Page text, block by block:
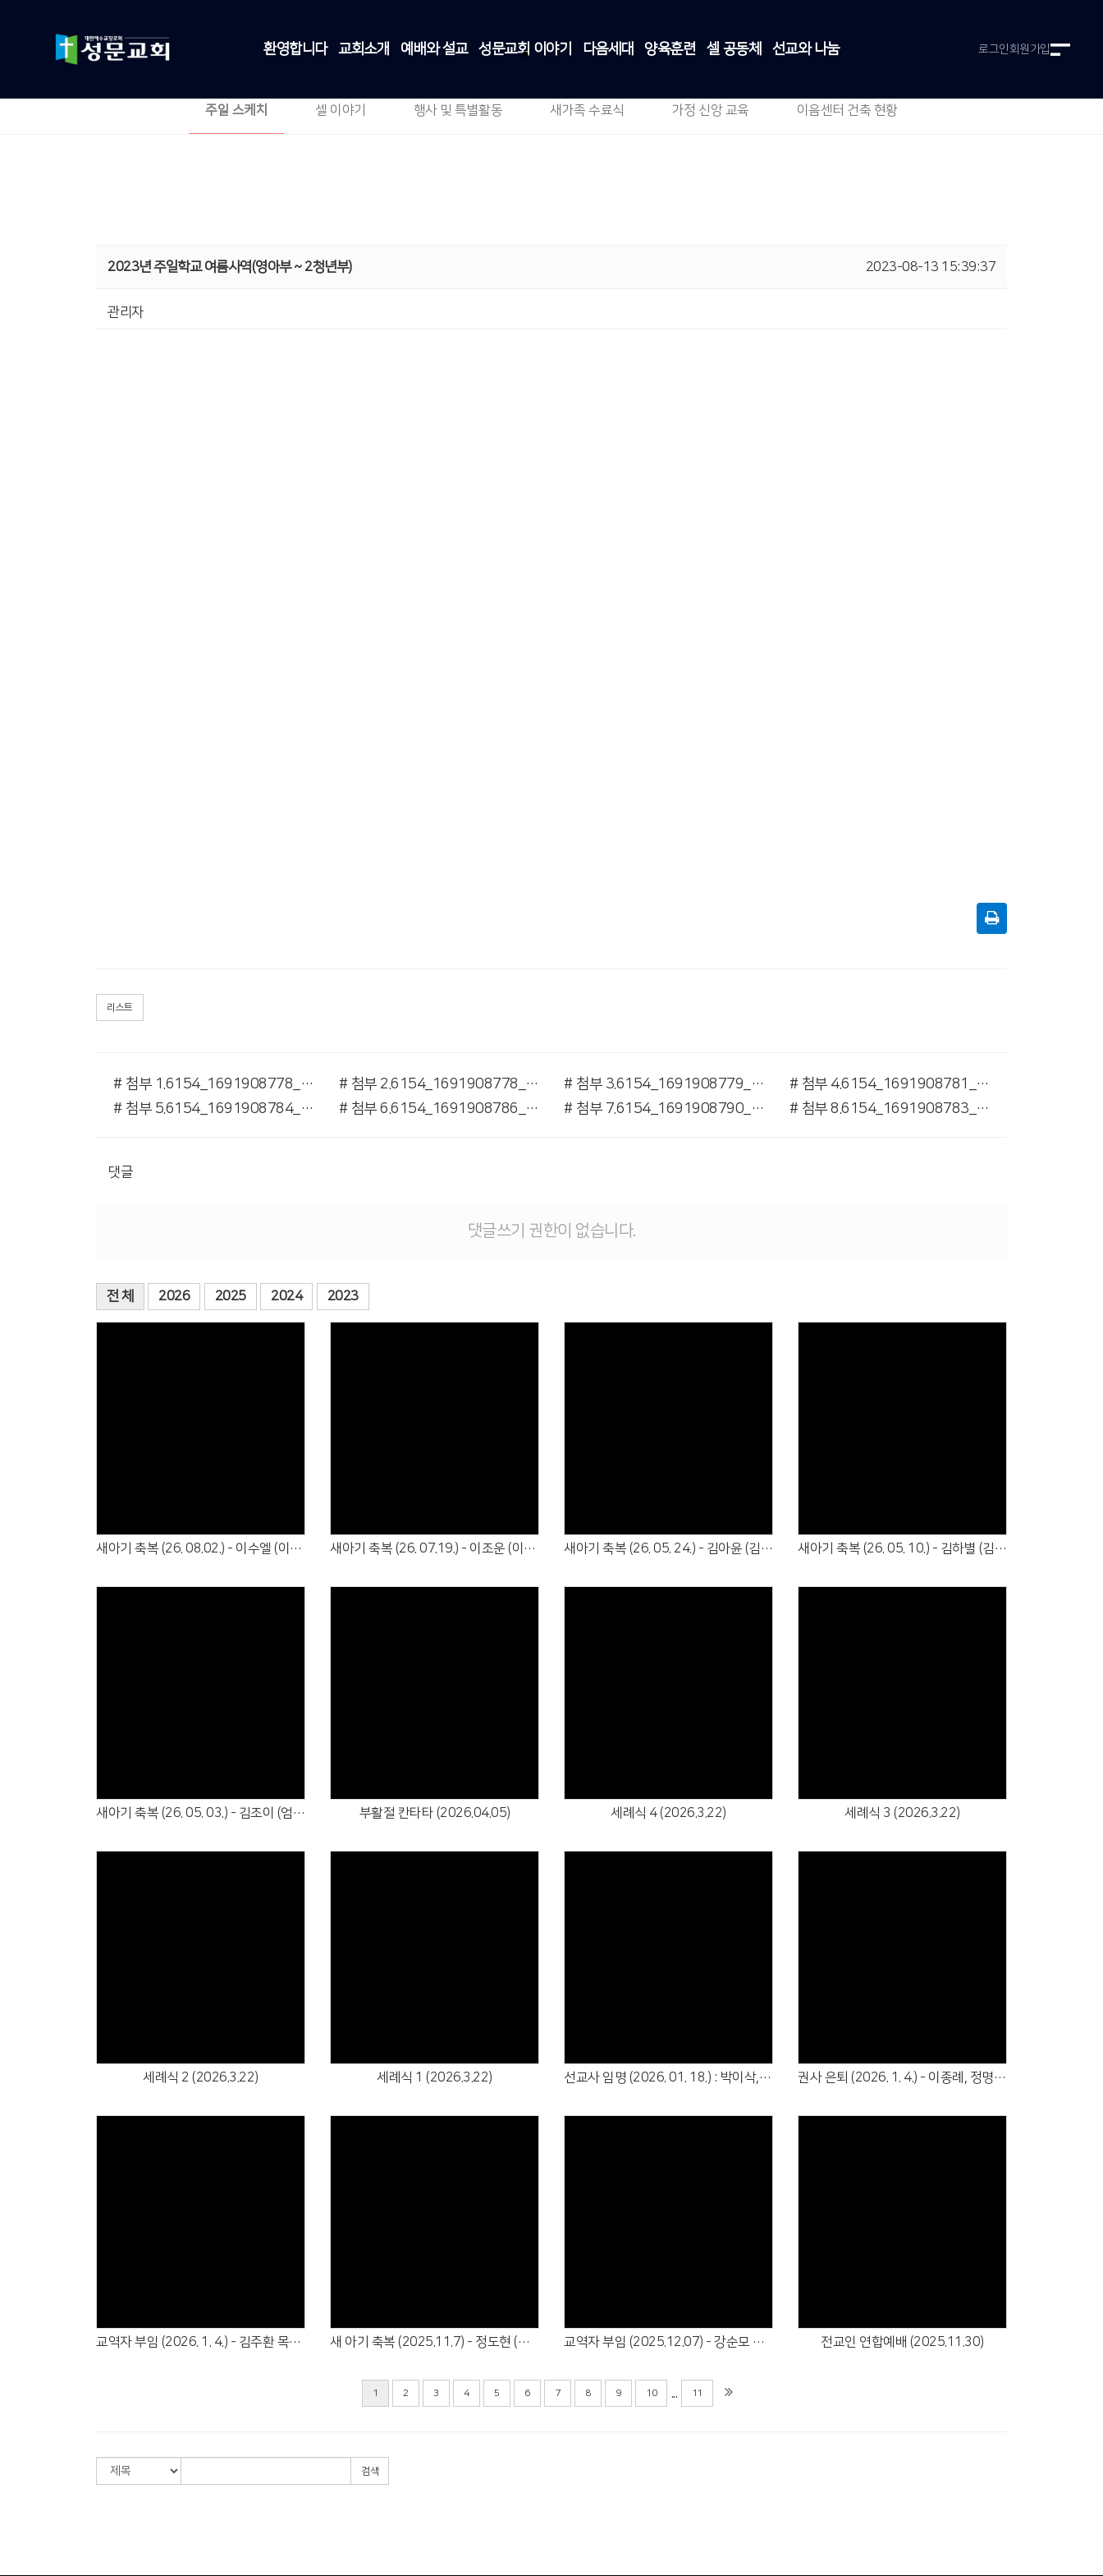
환영합니다 교회소개 예배와 설교 성문교회 이야기 다음세대 양육훈련 셀 공동체 선교와 나눔 로그인회원가입
주일 스케치 셀 이야기 행사 및 특별활동 새가족 수료식 가정 신앙 교육 이음센터 건축 현황
2023년 주일학교 여름사역(영아부 ~ 2청년부) 2023-08-13 15:39:37
관리자
리스트
# 첨부 1.6154_1691908778_0.jpg # 첨부 2.6154_1691908778_1.jpg # 첨부 3.6154_1691908779_2.jpg
# 첨부 4.6154_1691908781_3.jpg
# 첨부 5.6154_1691908784_5.jpg
# 첨부 6.6154_1691908786_6.jpg # 첨부 7.6154_1691908790_7.jpg # 첨부 8.6154_1691908783_4.png
댓글
댓글쓰기 권한이 없습니다.
전 체 2026 2025 2024 2023
새아기 축복 (26. 08.02.) - 이수엘 (이범수·엄한나) 새아기 축복 (26. 07.19.) - 이조운 (이치호·나현옥) 새아기 축복 (26. 05. 24.) - 김아윤 (김영길·우윤희) 새아기 축복 (26. 05. 10.) - 김하별 (김두영·전여경), 김지율 (김푸름·이금빛)
새아기 축복 (26. 05. 03.) - 김조이 (엄유나) 부활절 칸타타 (2026.04.05) 세례식 4 (2026.3.22) 세례식 3 (2026.3.22)
세례식 2 (2026.3.22) 세례식 1 (2026.3.22) 선교사 임명 (2026. 01. 18.) : 박이삭, 전수정 선교사 권사 은퇴 (2026. 1. 4.) - 이종례, 정명숙, 조정순
교역자 부임 (2026. 1. 4.) - 김주환 목사 (교구), 권영찬 전도사 (중등부) 새 아기 축복 (2025.11.7) - 정도현 (정기훈·안하영) 교역자 부임 (2025.12.07) - 강순모 목사 전교인 연합예배 (2025.11.30)
1 2 3 4 5 6 7 8 9 10 ... 11
검색